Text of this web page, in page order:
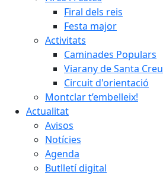
Firal dels reis
Festa major
Activitats
Caminades Populars
Viarany de Santa Creu
Circuit d'orientació
Montclar t’embelleix!
Actualitat
Avisos
Notícies
Agenda
Butlletí digital